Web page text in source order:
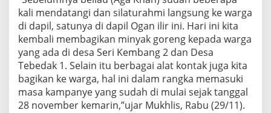
kali mendatangi dan silaturahmi langsung ke warga
di dapil, satunya di dapil Ogan ilir ini. Hari ini kita
kembali membagikan minyak goreng kepada warga
yang ada di desa Seri Kembang 2 dan Desa
Tebedak 1. Selain itu berbagai alat kontak juga kita
bagikan ke warga, hal ini dalam rangka memasuki
masa kampanye yang sudah di mulai sejak tanggal
28 november kemarin,”ujar Mukhlis, Rabu (29/11).